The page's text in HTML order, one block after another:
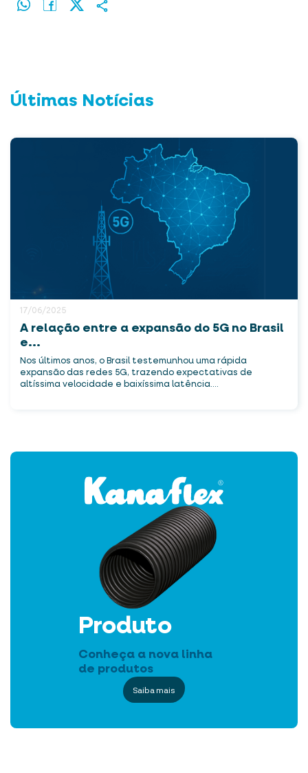
Últimas Notícias
17/06/2025
A relação entre a expansão do 5G no Brasil
e...
Nos últimos anos, o Brasil testemunhou uma rápida
expansão das redes 5G, trazendo expectativas de
altíssima velocidade e baixíssima latência....
Produto
Conheça a nova linha
de produtos
Saiba mais